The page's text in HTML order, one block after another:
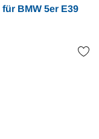
BMW 5er E39